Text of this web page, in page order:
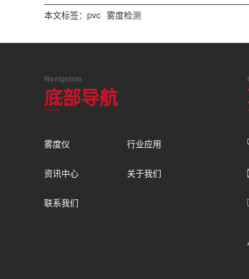
本文标签： pvc 雾度检测
Navigation
底部导航
雾度仪 行业应用
资讯中心 关于我们
联系我们